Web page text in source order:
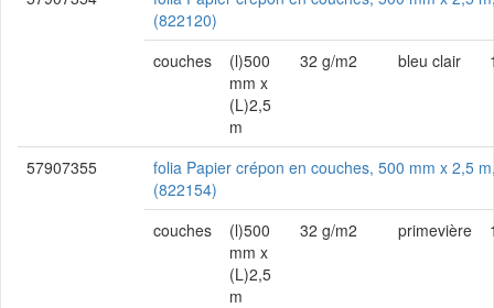
(822120)
couches
(l)500
mm x
(L)2,5
m
32 g/m2 bleu clair
57907355
folia Papier crépon en couches, 500 mm x 2,5
(822154)
couches
(l)500
mm x
(L)2,5
m
32 g/m2 primevière